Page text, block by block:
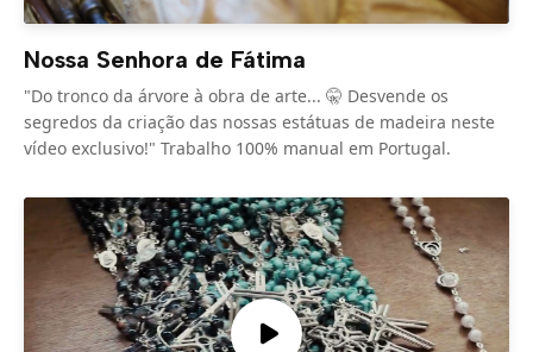
Nossa Senhora de Fátima
"Do tronco da árvore à obra de arte... 🤫 Desvende os
segredos da criação das nossas estátuas de madeira neste
vídeo exclusivo!" Trabalho 100% manual em Portugal.